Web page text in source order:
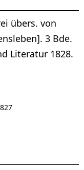
übers. von
3 Bde.
Literatur 1828.